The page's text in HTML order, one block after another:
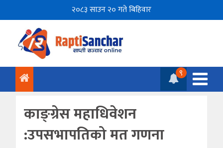
२०८३ साउन २० गते बिहिवार
९
काङ्ग्रेस महाधिवेशन
:उपसभापतिको मत गणना